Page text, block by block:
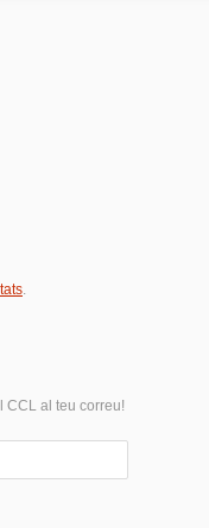
.
CCL al teu correu!